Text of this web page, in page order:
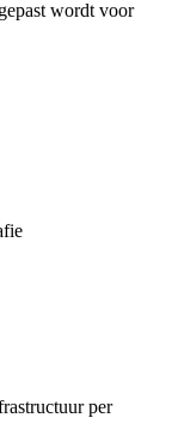
wordt voor
per